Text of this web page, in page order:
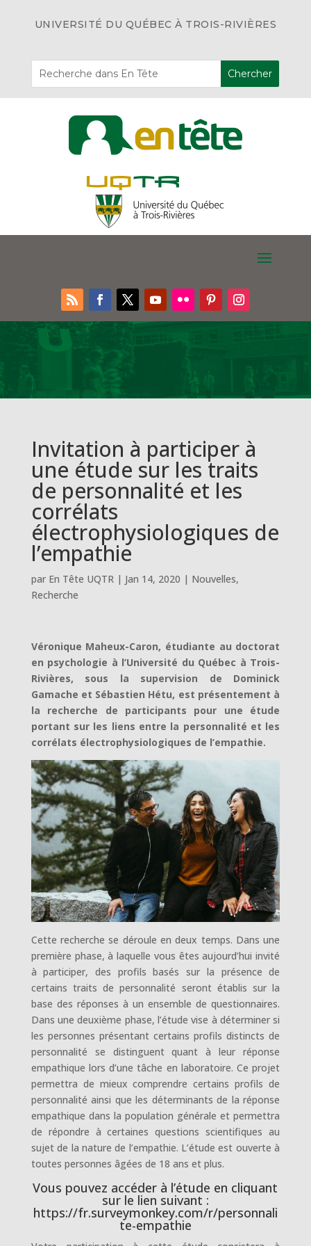
UNIVERSITÉ DU QUÉBEC À TROIS-RIVIÈRES
Invitation à participer à
une étude sur les traits
de personnalité et les
corrélats
électrophysiologiques de
l’empathie
par En Tête UQTR| Jan 14, 2020 | Nouvelles,
Recherche
Véronique Maheux-Caron, étudiante au doctorat
en psychologie à l’Université du Québec à Trois-
Rivières, sous la supervision de Dominick
Gamache et Sébastien Hétu, est présentement à
la recherche de participants pour une étude
portant sur les liens entre la personnalité et les
corrélats électrophysiologiques de l’empathie.
Cette recherche se déroule en deux temps. Dans une
première phase, à laquelle vous êtes aujourd’hui invité
à participer, des profils basés sur la présence de
certains traits de personnalité seront établis sur la
base des réponses à un ensemble de questionnaires.
Dans une deuxième phase, l’étude vise à déterminer si
les personnes présentant certains profils distincts de
personnalité se distinguent quant à leur réponse
empathique lors d’une tâche en laboratoire. Ce projet
permettra de mieux comprendre certains profils de
personnalité ainsi que les déterminants de la réponse
empathique dans la population générale et permettra
de répondre à certaines questions scientifiques au
sujet de la nature de l’empathie. L’étude est ouverte à
toutes personnes âgées de 18 ans et plus.
Vous pouvez accéder à l’étude en cliquant
sur le lien suivant :
https://fr.surveymonkey.com/r/personnali
te-empathie